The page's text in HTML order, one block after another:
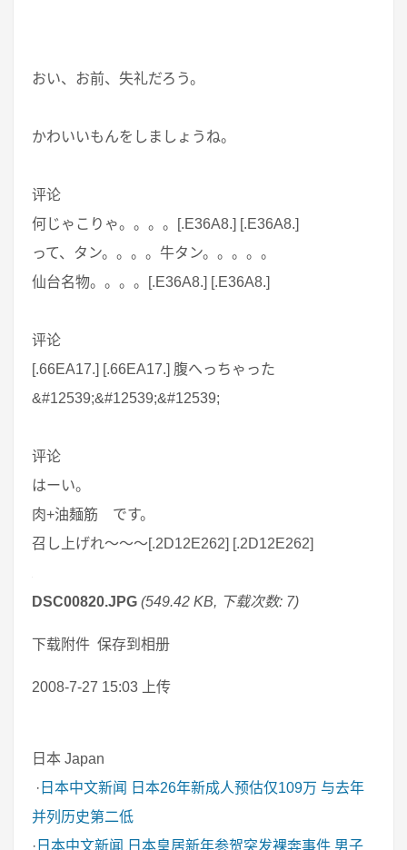
おい、お前、失礼だろう。
かわいいもんをしましょうね。
评论
何じゃこりゃ。。。。[.E36A8.] [.E36A8.]
って、タン。。。。牛タン。。。。。
仙台名物。。。。[.E36A8.] [.E36A8.]
评论
[.66EA17.] [.66EA17.] 腹へっちゃった
&#12539;&#12539;&#12539;
评论
はーい。
肉+油麺筋 です。
召し上げれ～～～[.2D12E262] [.2D12E262]
DSC00820.JPG (549.42 KB, 下载次数: 7)
下载附件 保存到相册
2008-7-27 15:03 上传
日本 Japan
· 日本中文新闻
日本26年新成人预估仅109万 与去年
并列历史第二低
· 日本中文新闻 日本皇居新年参贺突发裸奔事件 男子